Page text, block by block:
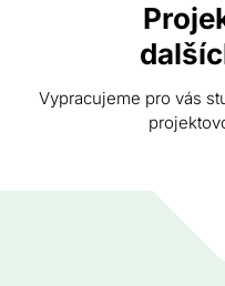
Vypracujeme pro vás